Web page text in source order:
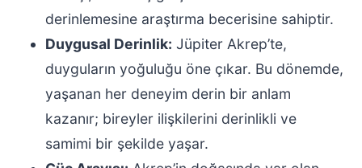
derinlemesine araştırma becerisine sahiptir.
Duygusal Derinlik: Jüpiter Akrep’te,
duyguların yoğuluğu öne çıkar. Bu dönemde,
yaşanan her deneyim derin bir anlam
kazanır; bireyler ilişkilerini derinlikli ve
samimi bir şekilde yaşar.